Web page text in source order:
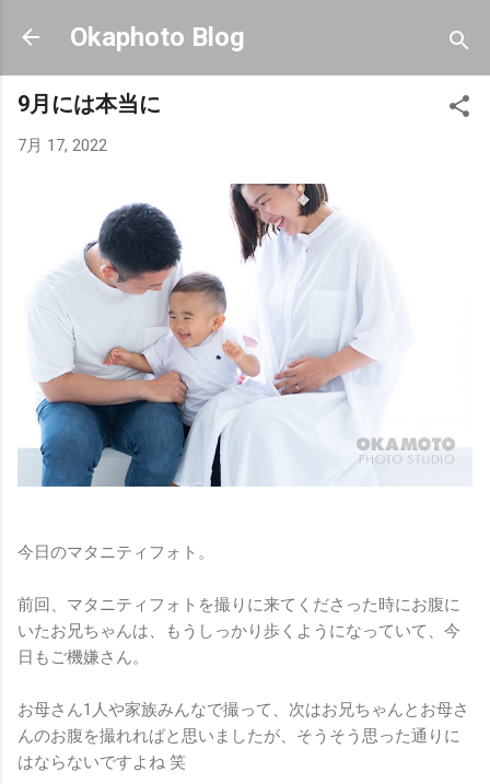
スキップしてメイン コンテンツに移動
Okaphoto Blog
9月には本当に
7月 17, 2022
今日のマタニティフォト。
前回、マタニティフォトを撮りに来てくださった時にお腹に
いたお兄ちゃんは、もうしっかり歩くようになっていて、今
日もご機嫌さん。
お母さん1人や家族みんなで撮って、次はお兄ちゃんとお母さ
んのお腹を撮れればと思いましたが、そうそう思った通りに
はならないですよね 笑